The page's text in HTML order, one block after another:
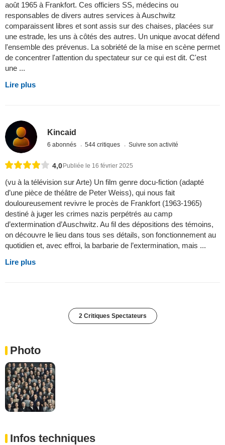
août 1965 à Frankfort. Ces officiers SS, médecins ou
responsables de divers autres services à Auschwitz
comparaissent libres et sont assis sur des chaises, placées sur
une estrade, les uns à côtés des autres. Un unique avocat défend
l'ensemble des prévenus. La sobriété de la mise en scène permet
de concentrer l'attention du spectateur sur ce qui est dit. C'est
une ...
Lire plus
Kincaid
6 abonnés 544 critiques Suivre son activité
4,0Publiée le 16 février 2025
(vu à la télévision sur Arte) Un film genre docu-fiction (adapté
d’une pièce de théâtre de Peter Weiss), qui nous fait
douloureusement revivre le procès de Frankfort (1963-1965)
destiné à juger les crimes nazis perpétrés au camp
d’extermination d’Auschwitz. Au fil des dépositions des témoins,
on découvre le lieu dans tous ses détails, son fonctionnement au
quotidien et, avec effroi, la barbarie de l’extermination, mais ...
Lire plus
2 Critiques Spectateurs
Photo
Infos techniques